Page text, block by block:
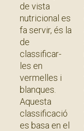
de vista
nutricional es
fa servir, és la
de
classificar-
les en
vermelles i
blanques.
Aquesta
classificació
es basa en el